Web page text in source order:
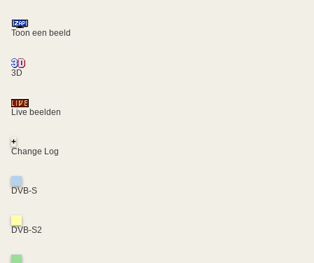
Toon een beeld
3D
Live beelden
+
Change Log
DVB-S
DVB-S2